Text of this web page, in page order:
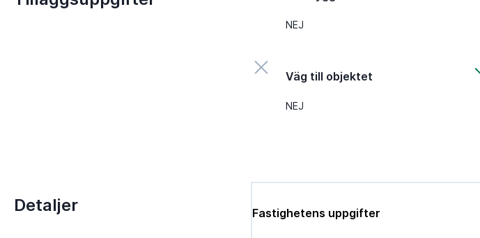
NEJ
Väg till objektet
NEJ
Detaljer Fastighetens uppgifter